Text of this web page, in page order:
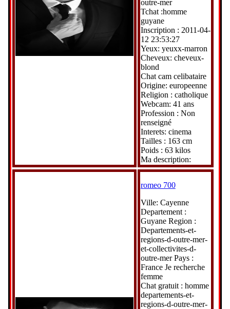
outre-mer
Tchat :homme
guyane
Inscription : 2011-04-
12 23:53:27
Yeux: yeuxx-marron
Cheveux: cheveux-
blond
Chat cam celibataire
Origine: europeenne
Religion : catholique
Webcam: 41 ans
Profession : Non
renseigné
Interets: cinema
Tailles : 163 cm
Poids : 63 kilos
Ma description:
romeo 700
Ville: Cayenne
Departement :
Guyane Region :
Departements-et-
regions-d-outre-mer-
et-collectivites-d-
outre-mer Pays :
France Je recherche
femme
Chat gratuit : homme
departements-et-
regions-d-outre-mer-